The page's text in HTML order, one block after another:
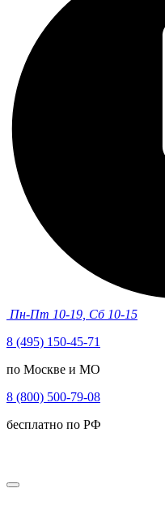
Пн-Пт 10-19, Сб 10-15
8 (495) 150-45-71
по Москве и МО
8 (800) 500-79-08
бесплатно по РФ